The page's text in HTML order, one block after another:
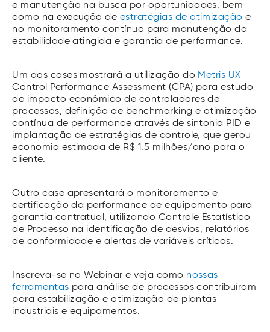
e manutenção na busca por oportunidades, bem
como na execução de estratégias de otimização e
no monitoramento contínuo para manutenção da
estabilidade atingida e garantia de performance.
Um dos cases mostrará a utilização do Metris UX
Control Performance Assessment (CPA) para estudo
de impacto econômico de controladores de
processos, definição de benchmarking e otimização
contínua de performance através de sintonia PID e
implantação de estratégias de controle, que gerou
economia estimada de R$ 1.5 milhões/ano para o
cliente.
Outro case apresentará o monitoramento e
certificação da performance de equipamento para
garantia contratual, utilizando Controle Estatístico
de Processo na identificação de desvios, relatórios
de conformidade e alertas de variáveis críticas.
Inscreva-se no Webinar e veja como nossas
ferramentas para análise de processos contribuíram
para estabilização e otimização de plantas
industriais e equipamentos.